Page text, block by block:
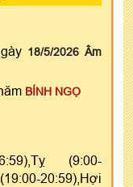
18/5/2026 Âm
năm BÍNH NGỌ
(9:00-
20:59),Hợi